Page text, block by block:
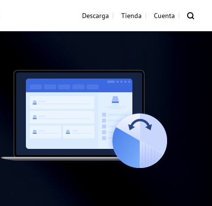
Descarga Tienda Cuenta